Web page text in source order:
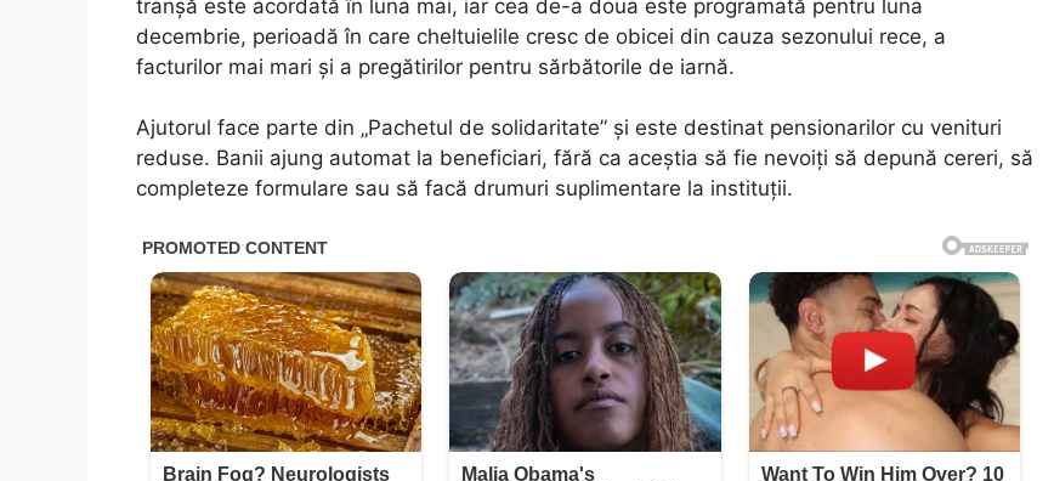
tranșă este acordată în luna mai, iar cea de-a doua este programată pentru luna
decembrie, perioadă în care cheltuielile cresc de obicei din cauza sezonului rece, a
facturilor mai mari și a pregătirilor pentru sărbătorile de iarnă.
Ajutorul face parte din „Pachetul de solidaritate” și este destinat pensionarilor cu venituri
reduse. Banii ajung automat la beneficiari, fără ca aceștia să fie nevoiți să depună cereri, să
completeze formulare sau să facă drumuri suplimentare la instituții.